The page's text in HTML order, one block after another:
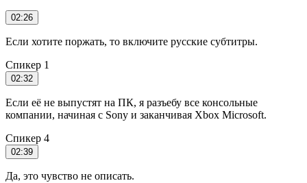
02:26
Если хотите поржать, то включите русские субтитры.
Спикер 1
02:32
Если её не выпустят на ПК, я разъебу все консольные
компании, начиная с Sony и заканчивая Xbox Microsoft.
Спикер 4
02:39
Да, это чувство не описать.